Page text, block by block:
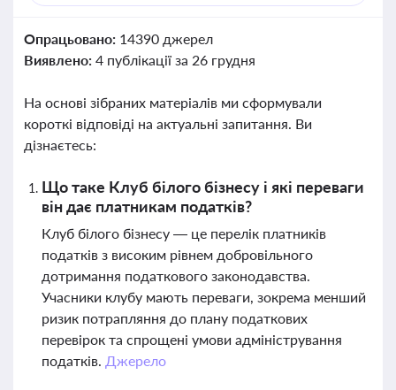
Опрацьовано: 14390 джерел
Виявлено: 4 публікації за 26 грудня
На основі зібраних матеріалів ми сформували
короткі відповіді на актуальні запитання. Ви
дізнаєтесь:
Що таке Клуб білого бізнесу і які переваги
він дає платникам податків?
Клуб білого бізнесу — це перелік платників
податків з високим рівнем добровільного
дотримання податкового законодавства.
Учасники клубу мають переваги, зокрема менший
ризик потрапляння до плану податкових
перевірок та спрощені умови адміністрування
податків. Джерело